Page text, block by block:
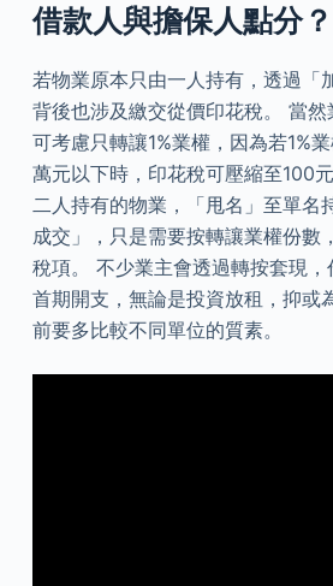
借款人與擔保人點分？
若物業原本只由一人持有，透過「
背後也涉及繳交從價印花稅。 當然
可考慮只轉讓1%業權，因為若1%
萬元以下時，印花稅可壓縮至100
二人持有的物業，「甩名」至單名
成交」，只是需要按轉讓業權份數
稅項。 不少業主會透過轉按套現
首期開支，無論是投資放租，抑或
前要多比較不同單位的質素。